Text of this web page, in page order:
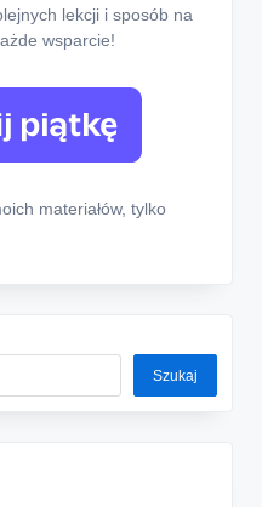
lekcji i sposób na
wsparcie!
materiałów, tylko
Szukaj